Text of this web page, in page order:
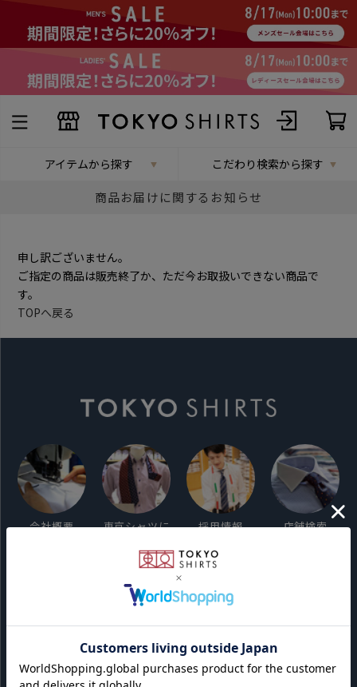
アイテムから探す こだわり検索から探す
商品お届けに関するお知らせ
申し訳ございません。
ご指定の商品は販売終了か、ただ今お取扱いできない商品で
す。
TOPへ戻る
会社概要
東京シャツに
採用情報 店舗検索
ご利用ガイド
サイト利用規約